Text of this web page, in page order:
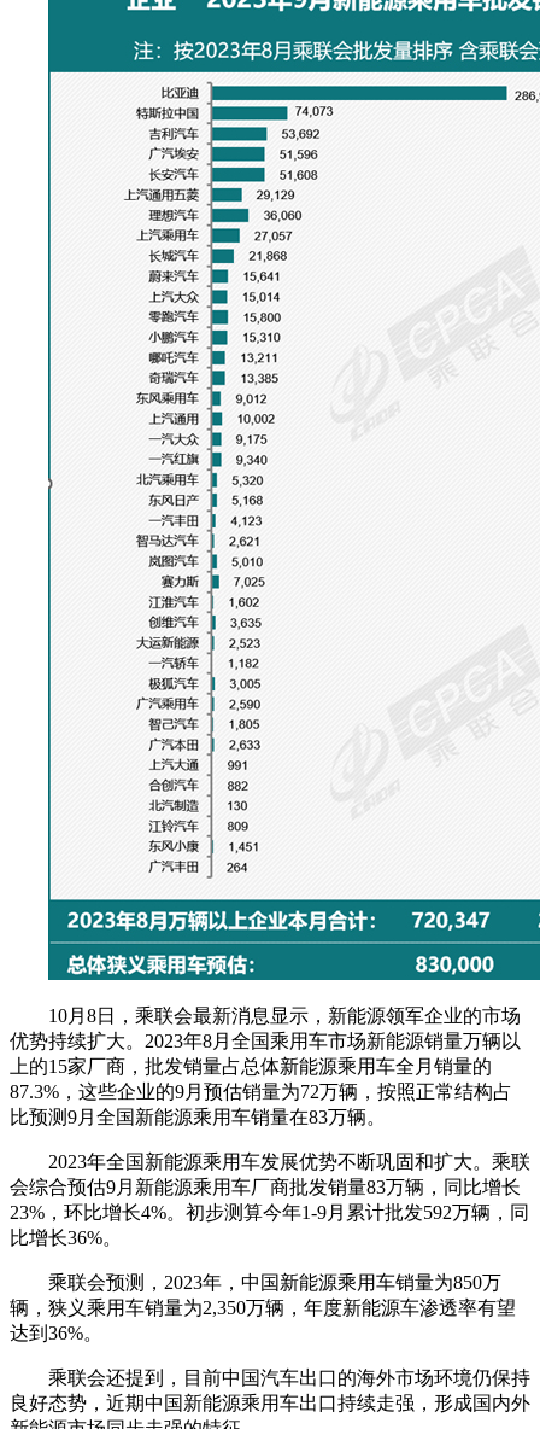
10月8日，乘联会最新消息显示，新能源领军企业的市场
优势持续扩大。2023年8月全国乘用车市场新能源销量万辆以
上的15家厂商，批发销量占总体新能源乘用车全月销量的
87.3%，这些企业的9月预估销量为72万辆，按照正常结构占
比预测9月全国新能源乘用车销量在83万辆。
2023年全国新能源乘用车发展优势不断巩固和扩大。乘联
会综合预估9月新能源乘用车厂商批发销量83万辆，同比增长
23%，环比增长4%。初步测算今年1-9月累计批发592万辆，同
比增长36%。
乘联会预测，2023年，中国新能源乘用车销量为850万
辆，狭义乘用车销量为2,350万辆，年度新能源车渗透率有望
达到36%。
乘联会还提到，目前中国汽车出口的海外市场环境仍保持
良好态势，近期中国新能源乘用车出口持续走强，形成国内外